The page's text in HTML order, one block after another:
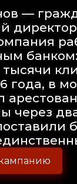
—
тысячи
года, в
через